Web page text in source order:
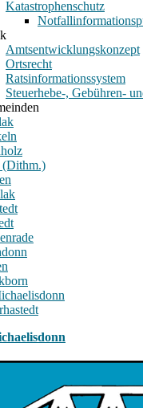
Katastrophenschutz
Amtsentwicklungskonzept
Ortsrecht
Ratsinformationssystem
Steuerhebe-, Gebühren-